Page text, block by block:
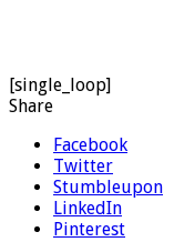
[single_loop]
Share
Facebook
Twitter
Stumbleupon
LinkedIn
Pinterest